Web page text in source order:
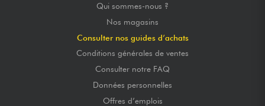
Qui sommes-nous ?
Nos magasins
Consulter nos guides d’achats
Conditions générales de ventes
Consulter notre FAQ
Données personnelles
Offres d’emplois